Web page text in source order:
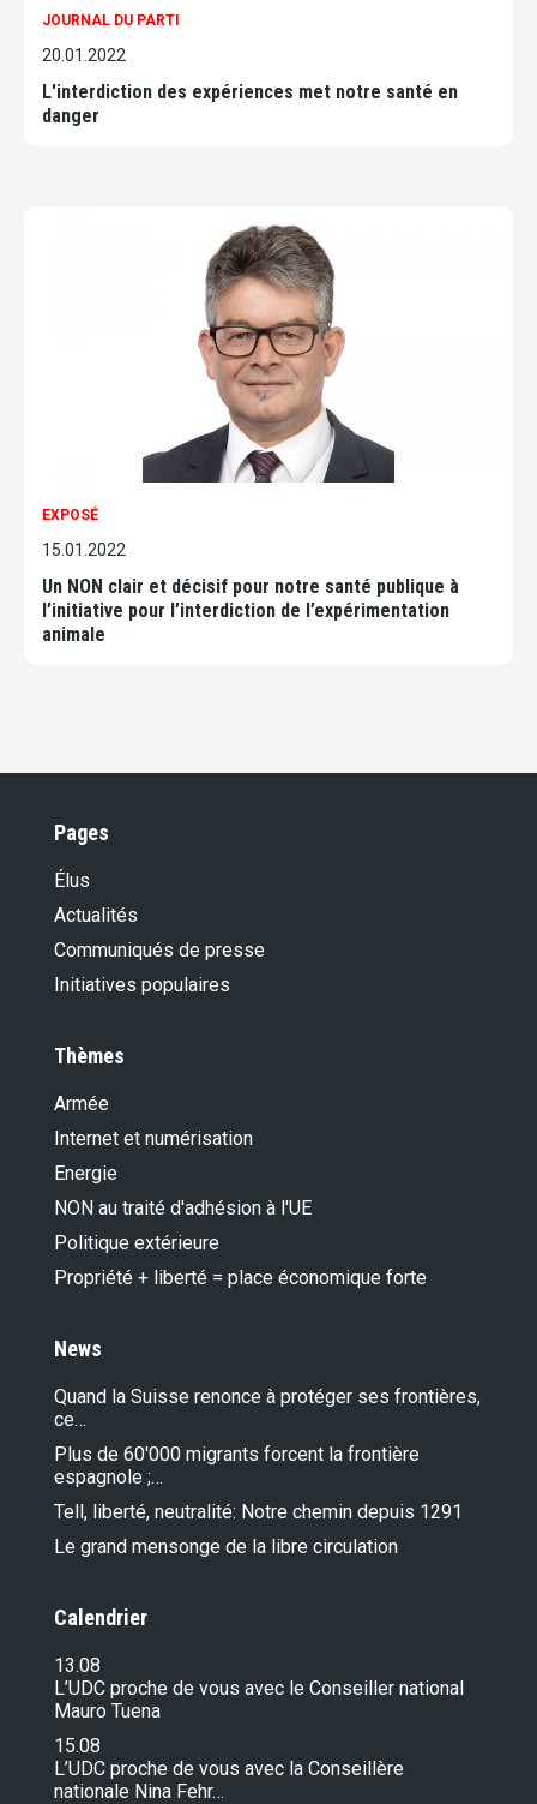
JOURNAL DU PARTI
20.01.2022
L'interdiction des expériences met notre santé en
danger
EXPOSÉ
15.01.2022
Un NON clair et décisif pour notre santé publique à
l’initiative pour l’interdiction de l’expérimentation
animale
Pages
Élus
Actualités
Communiqués de presse
Initiatives populaires
Thèmes
Armée
Internet et numérisation
Energie
NON au traité d'adhésion à l'UE
Politique extérieure
Propriété + liberté = place économique forte
News
Quand la Suisse renonce à protéger ses frontières,
ce…
Plus de 60'000 migrants forcent la frontière
espagnole ;…
Tell, liberté, neutralité: Notre chemin depuis 1291
Le grand mensonge de la libre circulation
Calendrier
13.08
L’UDC proche de vous avec le Conseiller national
Mauro Tuena
15.08
L’UDC proche de vous avec la Conseillère
nationale Nina Fehr…